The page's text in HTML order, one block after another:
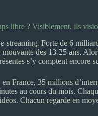
libre ? Visiblement, ils
streaming. Forte de 6
des 13-25 ans.
s’y comptent encore
en France, 35 millions
au cours du mois.
Chacun regarde en